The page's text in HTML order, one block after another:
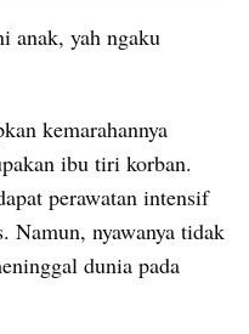
anak, yah ngaku
kemarahannya
ibu tiri korban.
perawatan intensif
Namun, nyawanya tidak
dunia pada